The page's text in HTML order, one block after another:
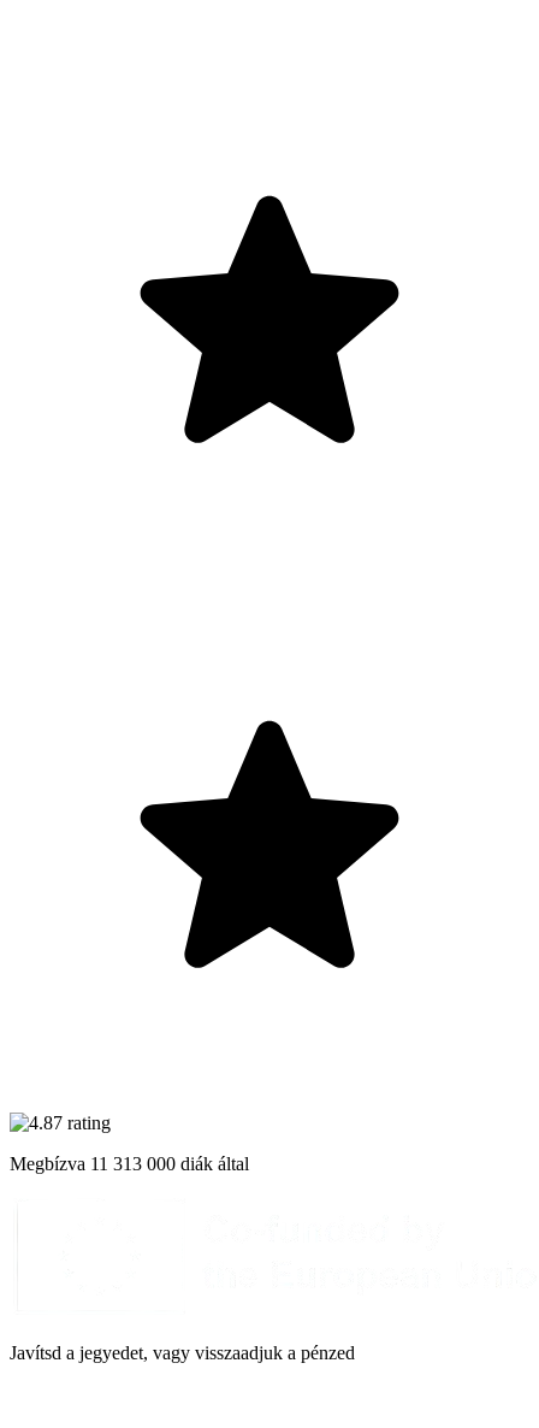
Megbízva 11 313 000 diák által
Javítsd a jegyedet, vagy visszaadjuk a pénzed